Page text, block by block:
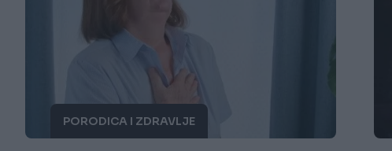
PORODICA I ZDRAVLJE